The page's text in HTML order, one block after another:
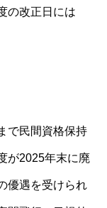
の改正日には
で民間資格保持
が2025年末に廃
優遇を受けられ